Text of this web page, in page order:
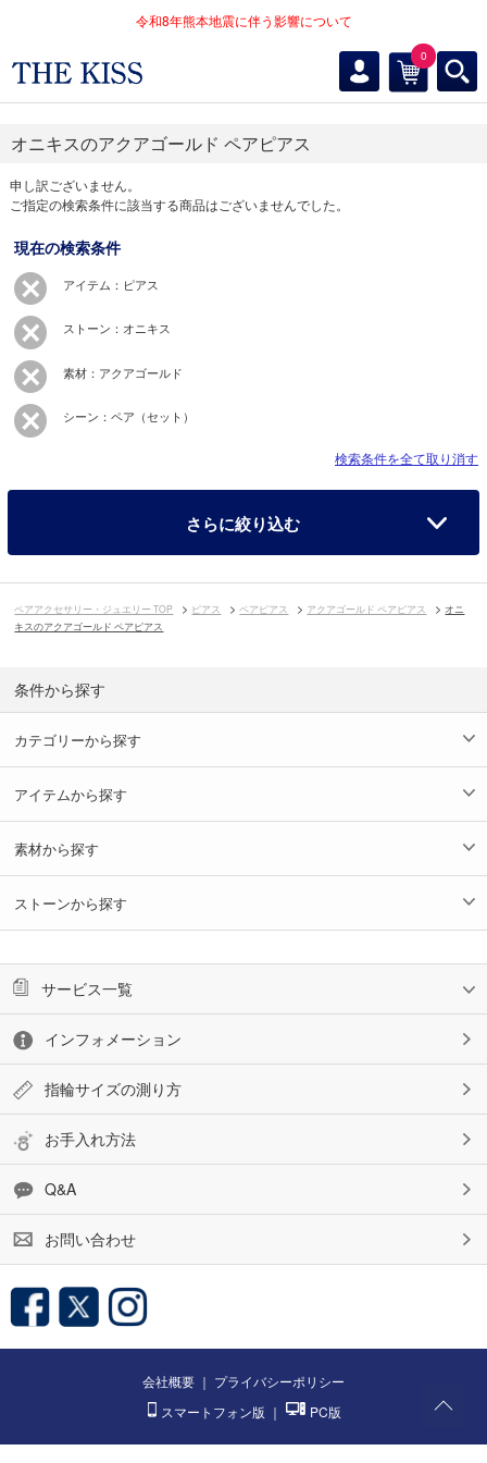
令和8年熊本地震に伴う影響について
0
オニキスのアクアゴールド ペアピアス
申し訳ございません。
ご指定の検索条件に該当する商品はございませんでした。
現在の検索条件
アイテム：ピアス
ストーン：オニキス
素材：アクアゴールド
シーン：ペア（セット）
検索条件を全て取り消す
さらに絞り込む
ペアアクセサリー・ジュエリー TOP ピアス ペアピアス アクアゴールド ペアピアス
オニ
キスのアクアゴールド ペアピアス
条件から探す
カテゴリーから探す
アイテムから探す
素材から探す
ストーンから探す
サービス一覧
インフォメーション
指輪サイズの測り方
お手入れ方法
Q&A
お問い合わせ
会社概要 ｜ プライバシーポリシー
スマートフォン版 ｜ PC版